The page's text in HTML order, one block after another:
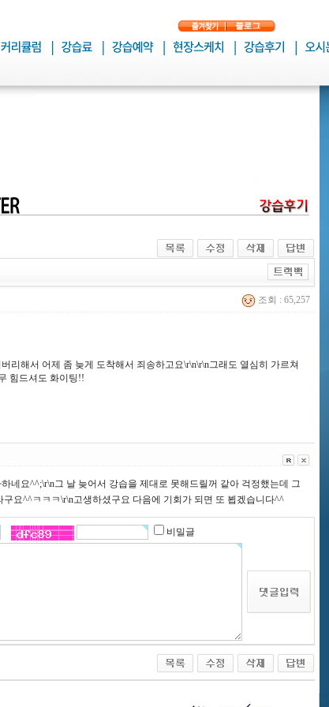
조회 : 65,257
리해서 어제 좀 늦게 도착해서 죄송하고요\r\n\r\n그래도 열심히 가르쳐
힘드셔도 화이팅!!
네요^^;\r\n그 날 늦어서 강습을 제대로 못해드릴꺼 같아 걱정했는데 그
요^^ㅋㅋㅋ\r\n고생하셨구요 다음에 기회가 되면 또 뵙겠습니다^^
비밀글